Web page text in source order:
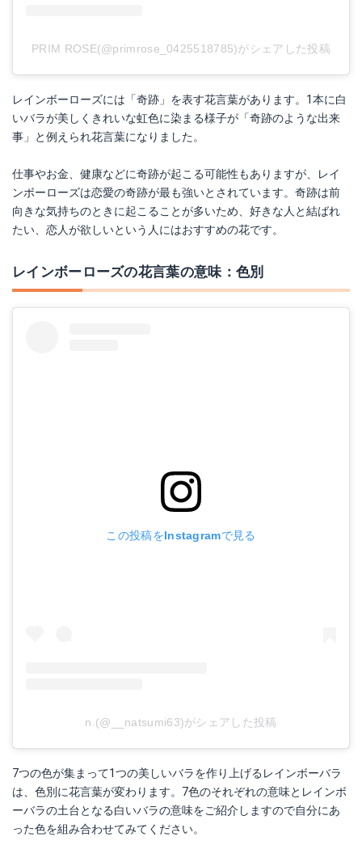
PRIM ROSE(@primrose_0425518785)がシェアした投稿
レインボーローズには「奇跡」を表す花言葉があります。1本に白
いバラが美しくきれいな虹色に染まる様子が「奇跡のような出来
事」と例えられ花言葉になりました。
仕事やお金、健康などに奇跡が起こる可能性もありますが、レイ
ンボーローズは恋愛の奇跡が最も強いとされています。奇跡は前
向きな気持ちのときに起こることが多いため、好きな人と結ばれ
たい、恋人が欲しいという人にはおすすめの花です。
レインボーローズの花言葉の意味：色別
この投稿をInstagramで見る
n.(@__natsumi63)がシェアした投稿
7つの色が集まって1つの美しいバラを作り上げるレインボーバラ
は、色別に花言葉が変わります。7色のそれぞれの意味とレインボ
ーバラの土台となる白いバラの意味をご紹介しますので自分にあ
った色を組み合わせてみてください。